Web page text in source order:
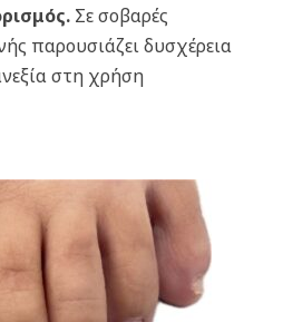
Σε σοβαρές
παρουσιάζει δυσχέρεια
στη χρήση